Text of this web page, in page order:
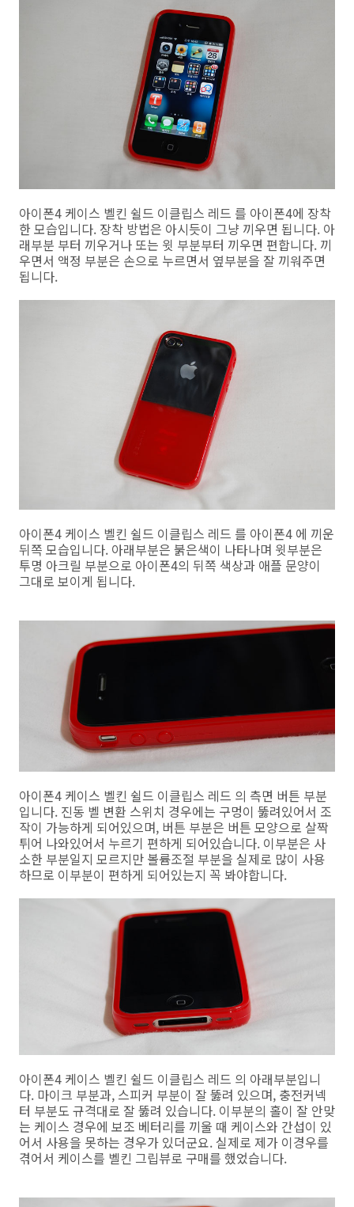
아이폰4 케이스 벨킨 쉴드 이클립스 레드 를 아이폰4에 장착
한 모습입니다. 장착 방법은 아시듯이 그냥 끼우면 됩니다. 아
래부분 부터 끼우거나 또는 윗 부분부터 끼우면 편합니다. 끼
우면서 액정 부분은 손으로 누르면서 옆부분을 잘 끼워주면
됩니다.
아이폰4 케이스 벨킨 쉴드 이클립스 레드 를 아이폰4 에 끼운
뒤쪽 모습입니다. 아래부분은 붉은색이 나타나며 윗부분은
투명 아크릴 부분으로 아이폰4의 뒤쪽 색상과 애플 문양이
그대로 보이게 됩니다.
아이폰4 케이스 벨킨 쉴드 이클립스 레드 의 측면 버튼 부분
입니다. 진동 벨 변환 스위치 경우에는 구멍이 뚫려있어서 조
작이 가능하게 되어있으며, 버튼 부분은 버튼 모양으로 살짝
튀어 나와있어서 누르기 편하게 되어있습니다. 이부분은 사
소한 부분일지 모르지만 볼륨조절 부분을 실제로 많이 사용
하므로 이부분이 편하게 되어있는지 꼭 봐야합니다.
아이폰4 케이스 벨킨 쉴드 이클립스 레드 의 아래부분입니
다. 마이크 부분과, 스피커 부분이 잘 뚫려 있으며, 충전커넥
터 부분도 규격대로 잘 뚫려 있습니다. 이부분의 홀이 잘 안맞
는 케이스 경우에 보조 베터리를 끼울 때 케이스와 간섭이 있
어서 사용을 못하는 경우가 있더군요. 실제로 제가 이경우를
겪어서 케이스를 벨킨 그립뷰로 구매를 했었습니다.